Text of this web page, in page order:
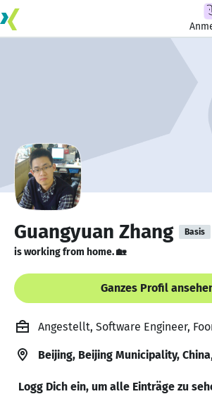
Guangyuan Zhang Basis
is working from home. 🏡
Ganzes Profil
Angestellt, Software Engineer,
Beijing, Beijing Municipality, China
Logg Dich ein, um alle Einträge zu